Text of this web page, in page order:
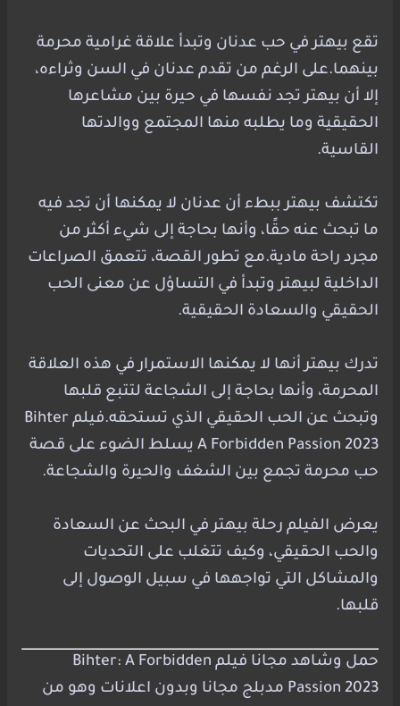
تقع بيهتر في حب عدنان وتبدأ علاقة غرامية محرمة
بينهما.على الرغم من تقدم عدنان في السن وثراءه،
إلا أن بيهتر تجد نفسها في حيرة بين مشاعرها
الحقيقية وما يطلبه منها المجتمع ووالدتها
القاسية.
تكتشف بيهتر ببطء أن عدنان لا يمكنها أن تجد فيه
ما تبحث عنه حقًا، وأنها بحاجة إلى شيء أكثر من
مجرد راحة مادية.مع تطور القصة، تتعمق الصراعات
الداخلية لبيهتر وتبدأ في التساؤل عن معنى الحب
الحقيقي والسعادة الحقيقية.
تدرك بيهتر أنها لا يمكنها الاستمرار في هذه العلاقة
المحرمة، وأنها بحاجة إلى الشجاعة لتتبع قلبها
وتبحث عن الحب الحقيقي الذي تستحقه.فيلم Bihter
A Forbidden Passion 2023 يسلط الضوء على قصة
حب محرمة تجمع بين الشغف والحيرة والشجاعة.
يعرض الفيلم رحلة بيهتر في البحث عن السعادة
والحب الحقيقي، وكيف تتغلب على التحديات
والمشاكل التي تواجهها في سبيل الوصول إلى
قلبها.
حمل وشاهد مجانا فيلم Bihter: A Forbidden
Passion 2023 مدبلج مجانا وبدون اعلانات وهو من